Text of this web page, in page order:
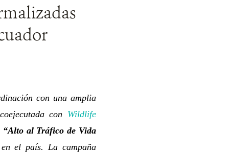
con una amplia
coejecutada con Wildlife
“Alto al Tráfico de Vida
el país. La campaña